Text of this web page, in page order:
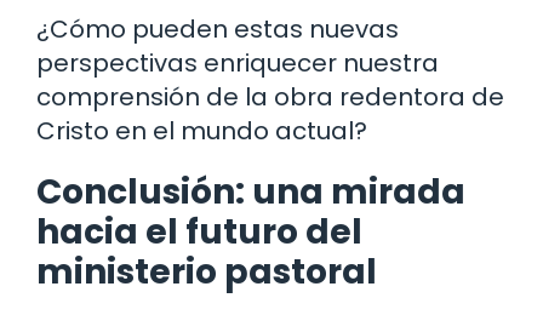
¿Cómo pueden estas nuevas
perspectivas enriquecer nuestra
comprensión de la obra redentora de
Cristo en el mundo actual?
Conclusión: una mirada
hacia el futuro del
ministerio pastoral